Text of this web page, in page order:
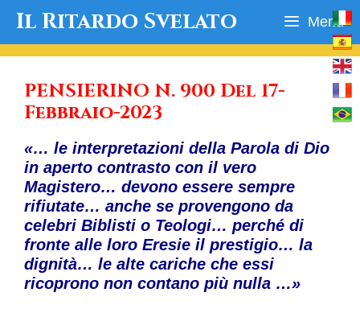
Il Ritardo Svelato Menu
PENSIERINO N. 900 Del 17-
Febbraio-2023
«… le interpretazioni della Parola di Dio
in aperto contrasto con il vero
Magistero… devono essere sempre
rifiutate… anche se provengono da
celebri Biblisti o Teologi… perché di
fronte alle loro Eresie il prestigio… la
dignità… le alte cariche che essi
ricoprono non contano più nulla …»